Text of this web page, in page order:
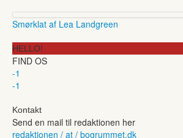
Smørklat af Lea Landgreen
HELLO!
FIND OS
-1
-1
Kontakt
Send en mail til redaktionen her
redaktionen / at / bogrummet.dk